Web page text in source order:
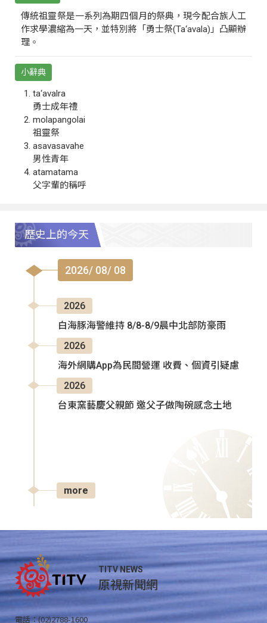
傳統祖靈祭是一系列為期四個月的祭典，現今配合族人工
作求學濃縮為一天，並特別將「勇士祭(Ta‘avala)」凸顯辦
理。
小辭典
ta‘avalra
勇士成年禮
molapangolai
祖靈祭
asavasavahe
男性青年
atamatama
父字輩的稱呼
歷史上的今天
2026/ 08/ 08
2026
白海豚海警維持 8/8-8/9晨中北部防豪雨
2026
海外網購App為民間營運 收費、個資引疑慮
2026
台東窯藝慶父親節 邀父子做陶碗感念土地
more
TITV NEWS
原視新聞網
電話：(02)2788-1600